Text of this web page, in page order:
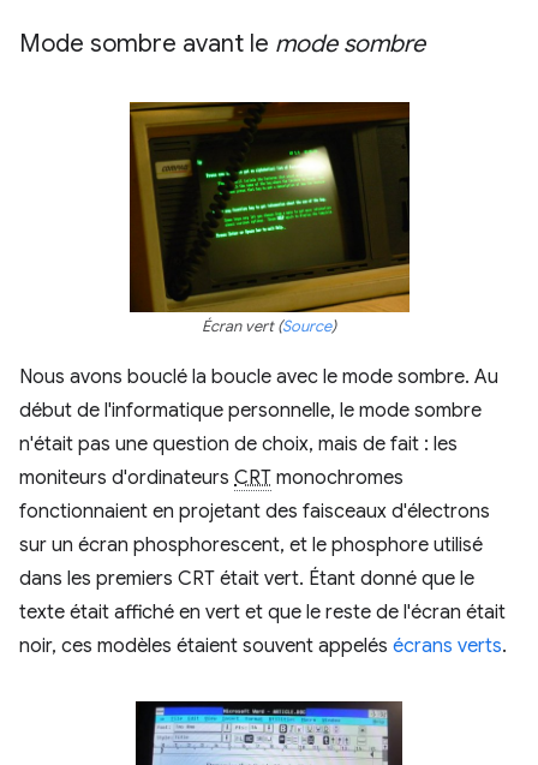
Mode sombre avant le mode sombre
Écran vert (Source)
Nous avons bouclé la boucle avec le mode sombre. Au
début de l'informatique personnelle, le mode sombre
n'était pas une question de choix, mais de fait : les
moniteurs d'ordinateurs CRT monochromes
fonctionnaient en projetant des faisceaux d'électrons
sur un écran phosphorescent, et le phosphore utilisé
dans les premiers CRT était vert. Étant donné que le
texte était affiché en vert et que le reste de l'écran était
noir, ces modèles étaient souvent appelés écrans verts.